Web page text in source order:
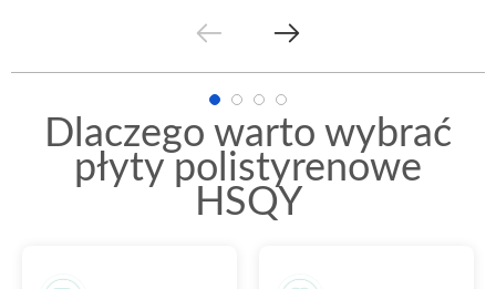
Dlaczego warto wybrać
płyty polistyrenowe
HSQY